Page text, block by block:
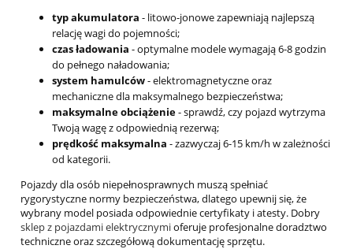
typ akumulatora - litowo-jonowe zapewniają najlepszą
relację wagi do pojemności;
czas ładowania - optymalne modele wymagają 6-8 godzin
do pełnego naładowania;
system hamulców- elektromagnetyczne oraz
mechaniczne dla maksymalnego bezpieczeństwa;
maksymalne obciążenie- sprawdź, czy pojazd wytrzyma
Twoją wagę z odpowiednią rezerwą;
prędkość maksymalna - zazwyczaj 6-15 km/h w zależności
od kategorii.
Pojazdy dla osób niepełnosprawnych muszą spełniać
rygorystyczne normy bezpieczeństwa, dlatego upewnij się, że
wybrany model posiada odpowiednie certyfikaty i atesty. Dobry
sklep z pojazdami elektrycznymioferuje profesjonalne doradztwo
techniczne oraz szczegółową dokumentację sprzętu.